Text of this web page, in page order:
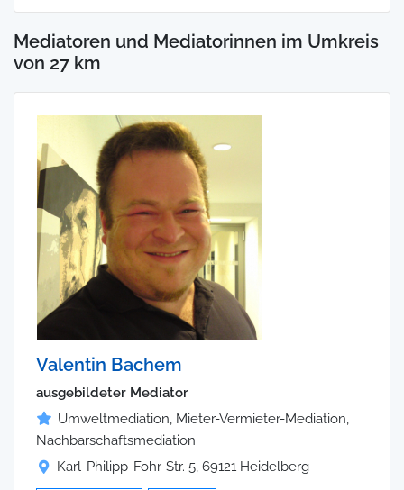
Mediatoren und Mediatorinnen im Umkreis
von 27 km
Valentin Bachem
ausgebildeter Mediator
Umweltmediation, Mieter-Vermieter-Mediation,
Nachbarschaftsmediation
Karl-Philipp-Fohr-Str. 5, 69121 Heidelberg